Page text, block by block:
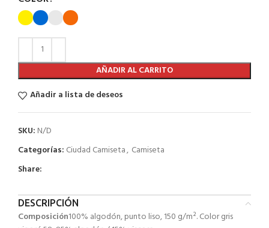
AÑADIR AL CARRITO
Añadir a lista de deseos
SKU: N/D
Categorías: Ciudad Camiseta, Camiseta
Share:
DESCRIPCIÓN
Composición100% algodón, punto liso, 150 g/m². Color gris